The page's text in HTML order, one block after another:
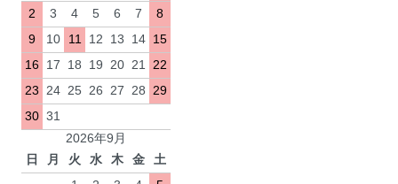
2
3 4 5 6 7
8
9
10 11 12 13 14 15
16 17 18 19 20 21
22
23
24 25 26 27 28
29
30 31
2026年9月
日
月 火 水 木 金
土